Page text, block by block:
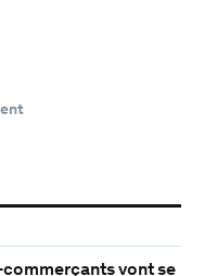
vont se